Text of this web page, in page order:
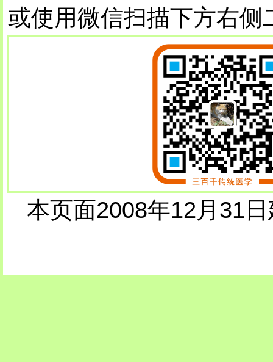
或使用微信扫描下方右侧
本页面2008年12月31